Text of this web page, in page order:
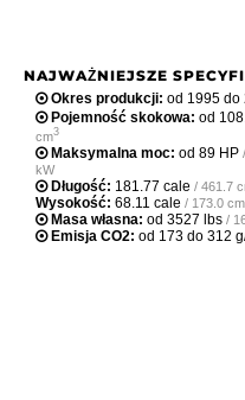
NAJWAŻNIEJSZE
Okres produkcji: od 1995 do
Pojemność skokowa: od
cm3
Maksymalna moc: od 89 HP
kW
Długość: 181.77 cale / 461.7
Wysokość: 68.11 cale / 173.0 cm
Masa własna: od 3527 lbs /
Emisja CO2: od 173 do 312